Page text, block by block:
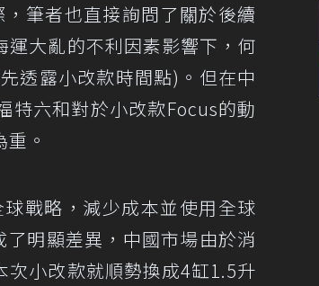
筆者也直接詢問了關於後續
大亂的不利因素影響下，何
透露小改款時間點)。但在中
特六和對於小改款Focus的動
。
戰略，減少成本並使用全球
明顯差異，中國市場由於消
次小改款就順勢換成4缸1.5升